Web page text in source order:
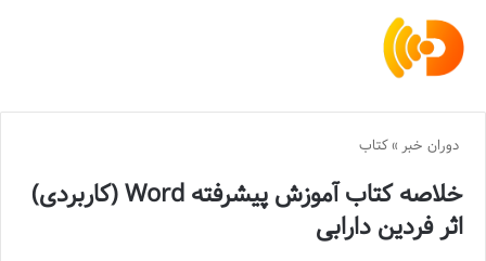
دوران خبر »کتاب
خلاصه کتاب آموزش پیشرفته Word (کاربردی)
اثر فردین دارابی